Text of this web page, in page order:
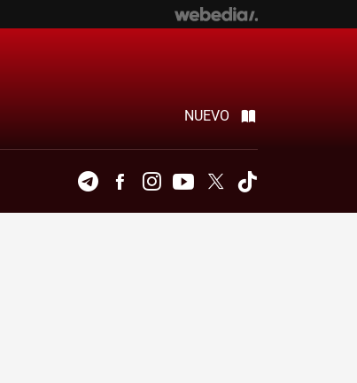
NUEVO
TelegramFacebookInstagramYoutubeTwitter